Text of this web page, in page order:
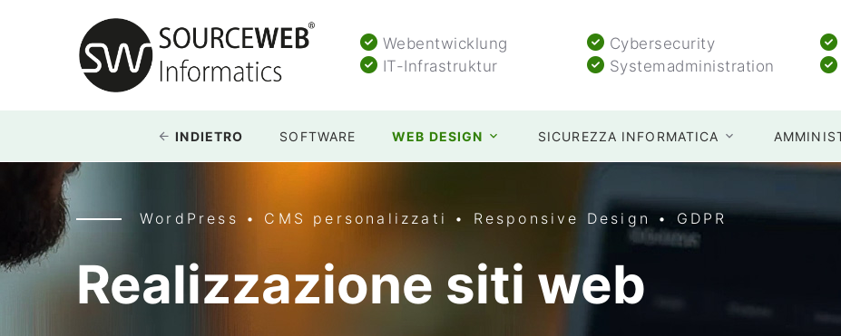
Webentwicklung
IT-Infrastruktur
Cybersecurity
Systemadministration
INDIETRO SOFTWARE WEB DESIGN SICUREZZA INFORMATICA
WordPress • CMS personalizzati • Responsive Design • GDPR
Realizzazione siti web